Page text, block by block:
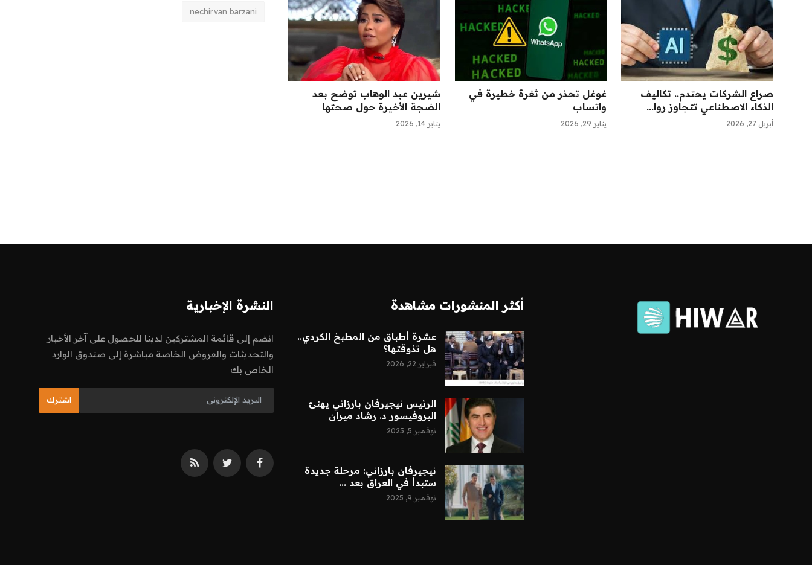
صراع الشركات يحتدم.. تكاليف
الذكاء الاصطناعي تتجاوز روا...
أبريل 27, 2026
غوغل تحذر من ثغرة خطيرة في
واتساب
يناير 29, 2026
شيرين عبد الوهاب توضح بعد
الضجة الأخيرة حول صحتها
يناير 14, 2026
nechirvan barzani
أكثر المنشورات مشاهدة
عشرة أطباق من المطبخ الكردي..
هل تذوقتها؟
فبراير 22, 2026
الرئيس نيجيرفان بارزاني يهنئ
البروفيسور د. رشاد ميران
نوفمبر 5, 2025
نيجيرفان بارزاني: مرحلة جديدة
ستبدأ في العراق بعد ...
نوفمبر 9, 2025
النشرة الإخبارية
انضم إلى قائمة المشتركين لدينا للحصول على آخر الأخبار
والتحديثات والعروض الخاصة مباشرة إلى صندوق الوارد
الخاص بك
اشترك